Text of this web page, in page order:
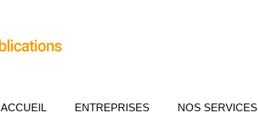
ACCUEIL ENTREPRISES NOS SERVICES